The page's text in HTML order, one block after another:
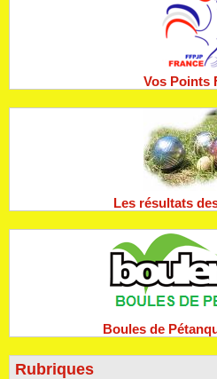
Vos Points
Les résultats
Boules de
Rubriques